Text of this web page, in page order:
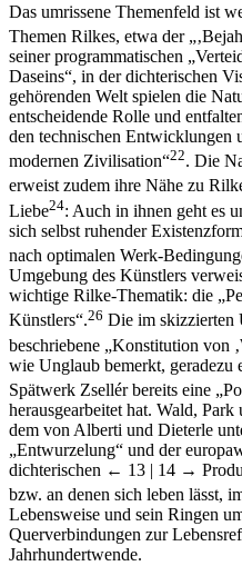
Das umrissene Themenfeld ist
Themen Rilkes, etwa der
seiner programmatischen
Daseins“, in der dichterischen
gehörenden Welt spielen die
entscheidende Rolle und
den technischen Entwicklungen
modernen Zivilisation“22. Die
erweist zudem ihre Nähe zu
Liebe24: Auch in ihnen geht es
sich selbst ruhender
nach optimalen Werk-
Umgebung des Künstlers
wichtige Rilke-Thematik: die
Künstlers“.26 Die im skizzierten
beschriebene „Konstitution von
wie Unglaub bemerkt, geradezu
Spätwerk Zsellér bereits eine
herausgearbeitet hat. Wald,
dem von Alberti und Dieterle
„Entwurzelung“ und der
dichterischen ← 13 | 14 →
bzw. an denen sich leben lässt,
Lebensweise und sein Ringen
Querverbindungen zur
Jahrhundertwende.